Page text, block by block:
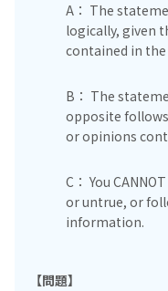
A： The
logically, given
contained in the
B： The
opposite
or opinions
C： You
or untrue, or
information.
【問題】